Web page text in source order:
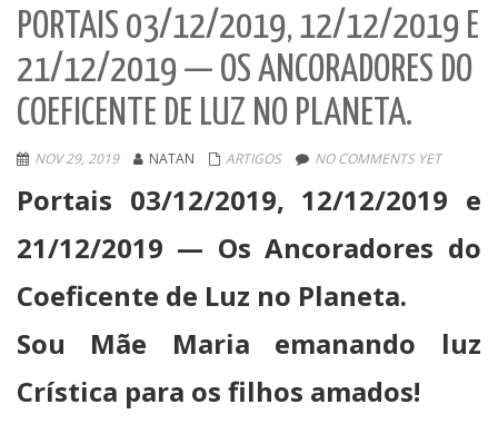
PORTAIS 03/12/2019, 12/12/2019 E
21/12/2019 — OS ANCORADORES DO
COEFICENTE DE LUZ NO PLANETA.
NOV 29, 2019 NATAN ARTIGOS NO COMMENTS YET
Portais 03/12/2019, 12/12/2019 e
21/12/2019 — Os Ancoradores do
Coeficente de Luz no Planeta.
Sou Mãe Maria emanando luz
Crística para os filhos amados!